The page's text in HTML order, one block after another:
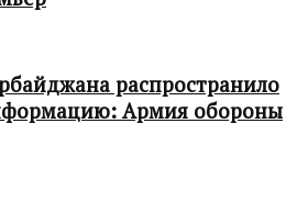
распространило
Армия обороны